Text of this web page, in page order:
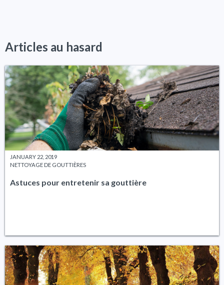
Articles au hasard
JANUARY 22, 2019
NETTOYAGE DE GOUTTIÈRES
Astuces pour entretenir sa gouttière